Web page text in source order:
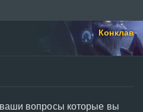
Конклав
ваши вопросы которые вы